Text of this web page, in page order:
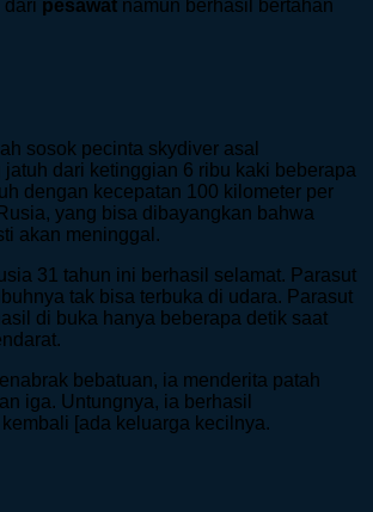
pesawat namun berhasil bertahan
sosok pecinta skydiver asal
jatuh dari ketinggian 6 ribu kaki beberapa
dengan kecepatan 100 kilometer per
yang bisa dibayangkan bahwa
akan meninggal.
31 tahun ini berhasil selamat. Parasut
tak bisa terbuka di udara. Parasut
di buka hanya beberapa detik saat
bebatuan, ia menderita patah
iga. Untungnya, ia berhasil
[ada keluarga kecilnya.